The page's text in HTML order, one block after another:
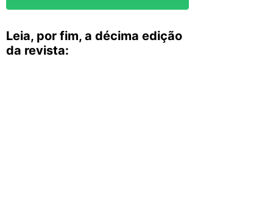
Leia, por fim, a décima edição
da revista: